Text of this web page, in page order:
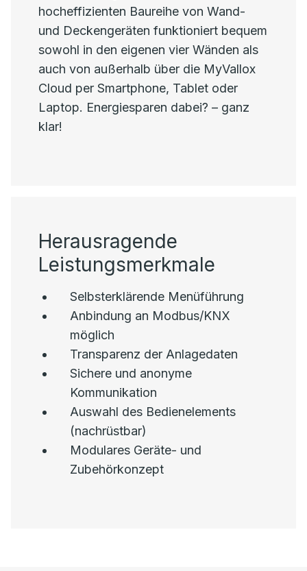
hocheffizienten Baureihe von Wand-
und Deckengeräten funktioniert bequem
sowohl in den eigenen vier Wänden als
auch von außerhalb über die MyVallox
Cloud per Smartphone, Tablet oder
Laptop. Energiesparen dabei? – ganz
klar!
Herausragende
Leistungsmerkmale
Selbsterklärende Menüführung
Anbindung an Modbus/KNX
möglich
Transparenz der Anlagedaten
Sichere und anonyme
Kommunikation
Auswahl des Bedienelements
(nachrüstbar)
Modulares Geräte- und
Zubehörkonzept